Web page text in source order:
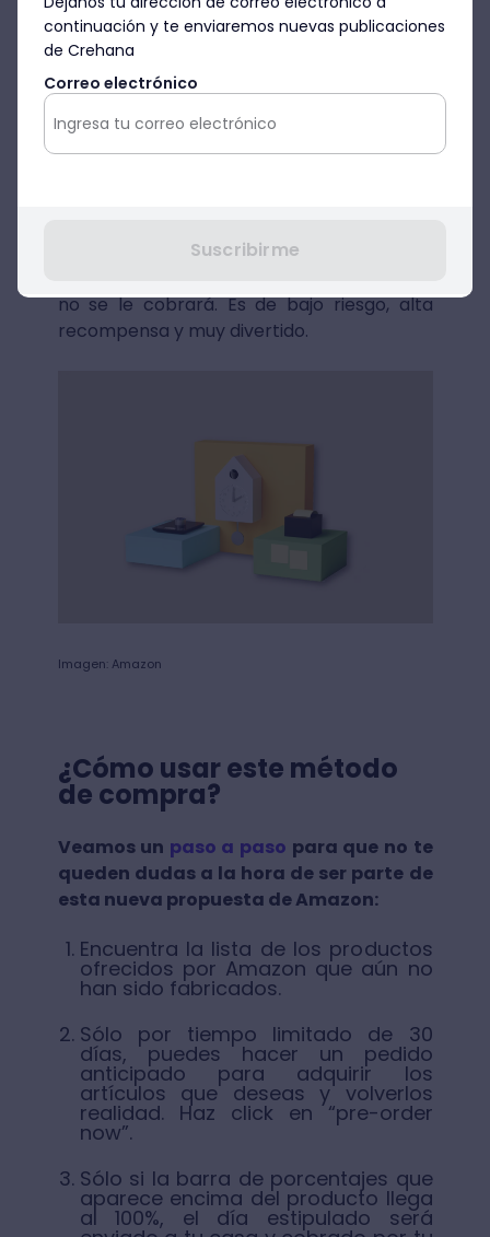
reserva es el 19 de marzo 8:59 (GMT-8).
sistema de pagos funcionará de la
siguiente manera:
se cumple el objetivo del pedido
no se le cobrará. Es de bajo riesgo, alta
recompensa y muy divertido.
Imagen: Amazon
¿Cómo usar este método
de compra?
Veamos un paso a paso para que no te
queden dudas a la hora de ser parte de
esta nueva propuesta de Amazon:
Encuentra la lista de los productos
ofrecidos por Amazon que aún no
han sido fabricados.
Sólo por tiempo limitado de 30
días, puedes hacer un pedido
anticipado para adquirir los
artículos que deseas y volverlos
realidad. Haz click en “pre-order
now”.
Sólo si la barra de porcentajes que
aparece encima del producto llega
al 100%, el día estipulado será
continuación y te enviaremos nuevas publicaciones
de Crehana
Correo electrónico
Suscribirme